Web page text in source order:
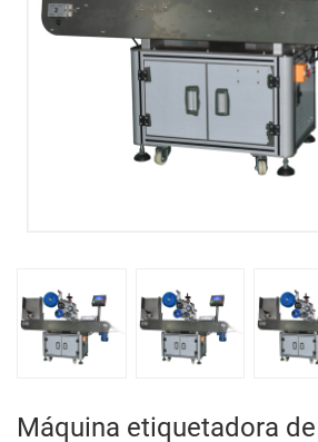
Máquina etiquetadora